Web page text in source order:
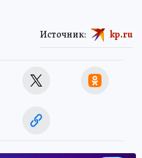
Источник: kp.ru